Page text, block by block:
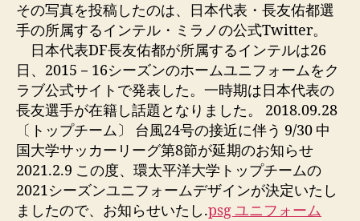
その写真を投稿したのは、日本代表・長友佑都選
手の所属するインテル・ミラノの公式Twitter。
日本代表DF長友佑都が所属するインテルは26
日、2015－16シーズンのホームユニフォームをク
ラブ公式サイトで発表した。一時期は日本代表の
長友選手が在籍し話題となりました。 2018.09.28
〔トップチーム〕 台風24号の接近に伴う 9/30 中
国大学サッカーリーグ第8節が延期のお知らせ
2021.2.9 この度、環太平洋大学トップチームの
2021シーズンユニフォームデザインが決定いたし
ましたので、お知らせいたし.psg ユニフォーム